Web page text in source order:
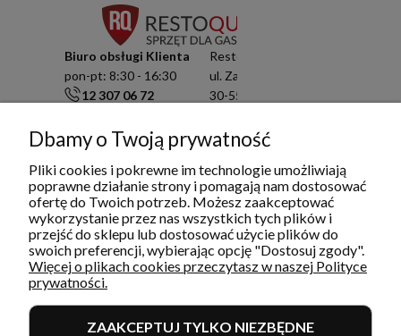
Biuro obsługi Klienta
pon-pt: 8:30 - 16:30
12 307 06 72
info@restoquality.pl
Serwis
pon-pt: 8:30 - 16:30
577 609 633
serwis@restoquality.pl
Resto Quality Sp. z o.o.
ul. Zamknięta 10/1.5
30-554 Kraków
KRS: 0000511822
INFORMACJE
Dbamy o Twoją prywatność
Pliki cookies i pokrewne im technologie umożliwiają
poprawne działanie strony i pomagają nam dostosować
ofertę do Twoich potrzeb. Możesz zaakceptować
wykorzystanie przez nas wszystkich tych plików i
przejść do sklepu lub dostosować użycie plików do
swoich preferencji, wybierając opcję "Dostosuj zgody".
Więcej o plikach cookies przeczytasz w naszej Polityce
prywatności.
ZAAKCEPTUJ TYLKO NIEZBĘDNE